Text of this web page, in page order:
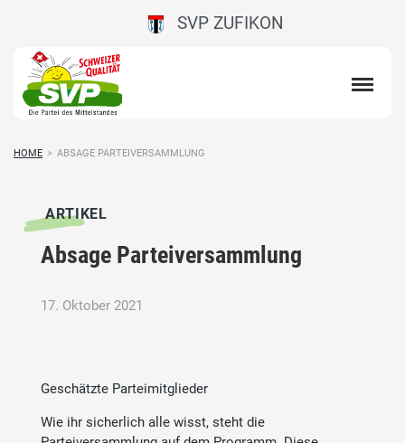
SVP ZUFIKON
HOME > ABSAGE PARTEIVERSAMMLUNG
ARTIKEL
Absage Parteiversammlung
17. Oktober 2021
Geschätzte Parteimitglieder
Wie ihr sicherlich alle wisst, steht die